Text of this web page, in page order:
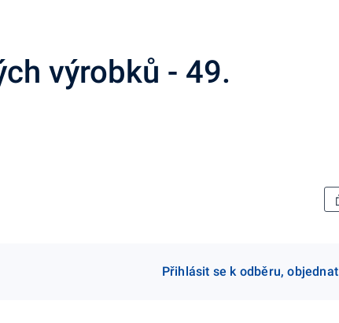
výrobků - 49.
Přihlásit se k odběru, objednat